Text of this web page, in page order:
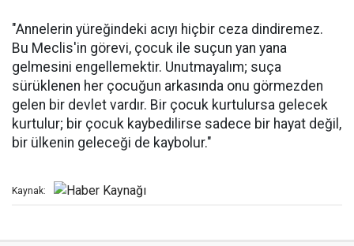
"Annelerin yüreğindeki acıyı hiçbir ceza dindiremez.
Bu Meclis'in görevi, çocuk ile suçun yan yana
gelmesini engellemektir. Unutmayalım; suça
sürüklenen her çocuğun arkasında onu görmezden
gelen bir devlet vardır. Bir çocuk kurtulursa gelecek
kurtulur; bir çocuk kaybedilirse sadece bir hayat değil,
bir ülkenin geleceği de kaybolur."
Kaynak: